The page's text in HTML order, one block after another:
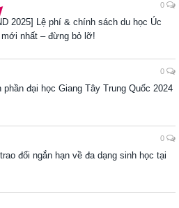
0
2025] Lệ phí & chính sách du học Úc
nhất – đừng bỏ lỡ!
0
phần đại học Giang Tây Trung Quốc 2024
0
đổi ngắn hạn về đa dạng sinh học tại